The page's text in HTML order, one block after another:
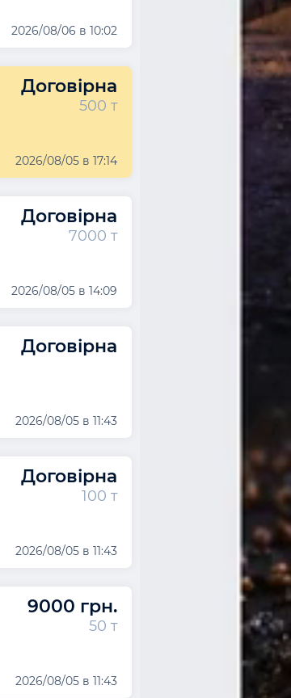
2026/08/06 в 10:02
Договірна
500 т
2026/08/05 в 17:14
Договірна
7000 т
2026/08/05 в 14:09
Договірна
2026/08/05 в 11:43
Договірна
100 т
2026/08/05 в 11:43
9000 грн.
50 т
2026/08/05 в 11:43